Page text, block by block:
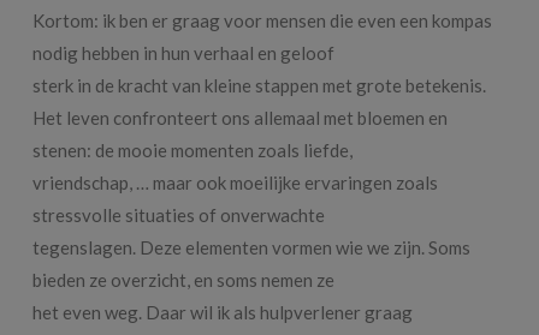
Kortom: ik ben er graag voor mensen die even een kompas
nodig hebben in hun verhaal en geloof
sterk in de kracht van kleine stappen met grote betekenis.
Het leven confronteert ons allemaal met bloemen en
stenen: de mooie momenten zoals liefde,
vriendschap, … maar ook moeilijke ervaringen zoals
stressvolle situaties of onverwachte
tegenslagen. Deze elementen vormen wie we zijn. Soms
bieden ze overzicht, en soms nemen ze
het even weg. Daar wil ik als hulpverlener graag